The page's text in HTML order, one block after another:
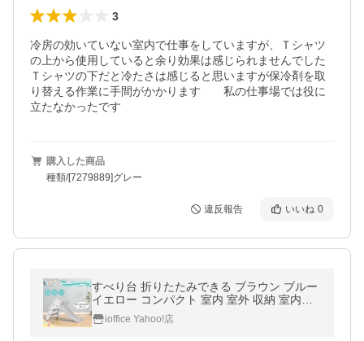
3
冷房の効いていない室内で仕事をしていますが、Ｔシャツ
の上から使用していると余り効果は感じられませんでした
Ｔシャツの下だと冷たさは感じると思いますが保冷剤を取
り替える作業に手間がかかります　　私の仕事場では役に
立たなかったです
購入した商品
種類/[7279889]グレー
違反報告 いいね 0
すべり台 折りたたみできる ブラウン ブルー
イエロー コンパクト 室内 室外 収納 室内遊
具 屋外遊具 赤ちゃん ベビー 幼児
ioffice Yahoo!店